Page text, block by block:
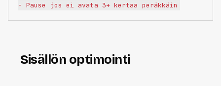
Sisällön optimointi